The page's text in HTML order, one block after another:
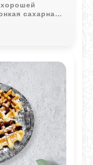
сахарная
слегка
какао.